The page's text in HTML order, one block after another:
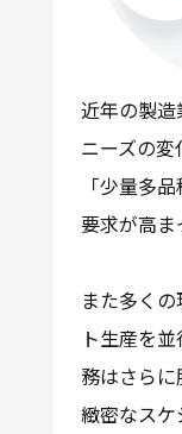
近年の製造
ニーズの変
「少量多
要求が高ま
また多く
ト生産を
務はさらに
緻密なス